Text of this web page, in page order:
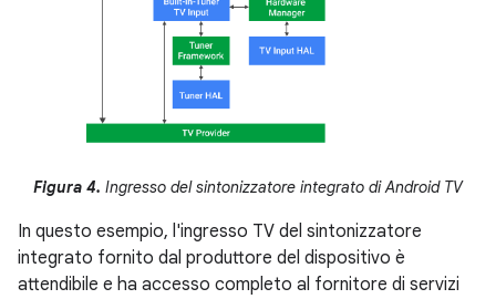
Figura 4. Ingresso del sintonizzatore integrato di Android TV
In questo esempio, l'ingresso TV del sintonizzatore
integrato fornito dal produttore del dispositivo è
attendibile e ha accesso completo al fornitore di servizi